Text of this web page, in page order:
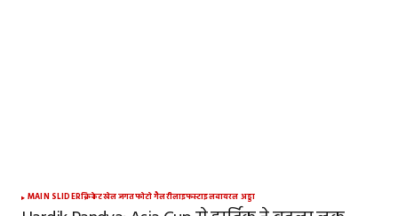
MAIN SLIDERक्रिकेटखेल जगतफोटो गैलरीलाइफस्टाइलवायरल अड्डा